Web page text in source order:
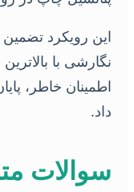
این رویکرد
نگارشی با
اطمینان خاطر،
داد.